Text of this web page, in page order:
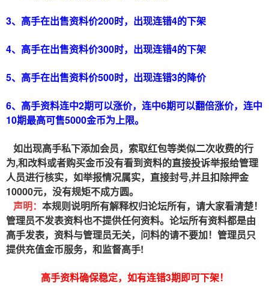
3、高手在出售资料价200时，出现连错4的下架
4、高手在出售资料价300时，出现连错4的下架
5、高手在出售资料价500时，出现连错3的降价
6、高手资料连中2期可以涨价，连中6期可以翻倍涨价，连中
10期最高可售5000金币为上限。
如出现高手私下添加会员，索取红包等类似二次收费的行
为,和改料或者购买金币没有看到资料的直接投诉举报给管理
人员进行核实，如举报情况属实，直接封号,并且扣除押金
10000元，没有规矩不成方圆。
声明： 本规则说明所有解释权归论坛所有，请大家看清楚！
管理员不发表资料也不提供任何资料。论坛所有资料都是由
高手发表，资料与管理员无关，问料的请不要加！管理员只
提供充值金币服务，和监督高手!
高手资料确保稳定，如有连错3期即可下架！